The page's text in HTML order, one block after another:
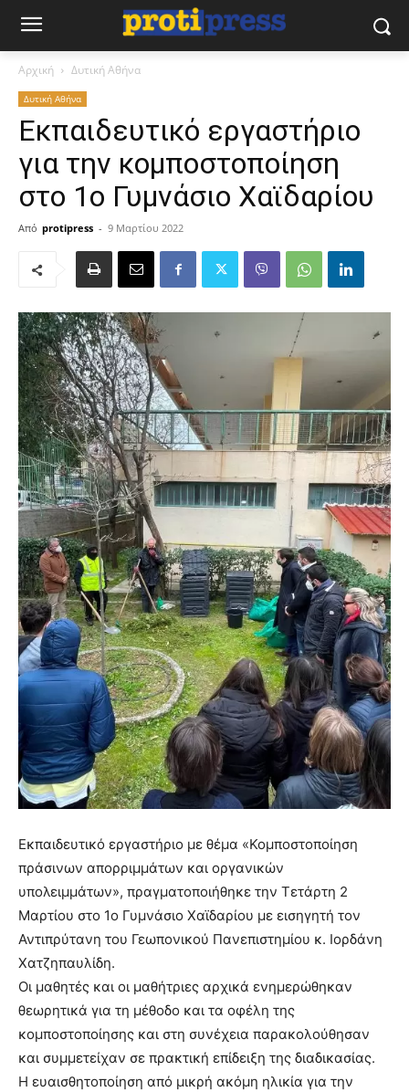
Αρχική Δυτική Αθήνα
Δυτική Αθήνα
Εκπαιδευτικό εργαστήριο
για την κομποστοποίηση
στο 1ο Γυμνάσιο Χαϊδαρίου
Από protipress - 9 Μαρτίου 2022
Εκπαιδευτικό εργαστήριο με θέμα «Κομποστοποίηση
πράσινων απορριμμάτων και οργανικών
υπολειμμάτων», πραγματοποιήθηκε την Τετάρτη 2
Μαρτίου στο 1ο Γυμνάσιο Χαϊδαρίου με εισηγητή τον
Αντιπρύτανη του Γεωπονικού Πανεπιστημίου κ. Ιορδάνη
Χατζηπαυλίδη.
Οι μαθητές και οι μαθήτριες αρχικά ενημερώθηκαν
θεωρητικά για τη μέθοδο και τα οφέλη της
κομποστοποίησης και στη συνέχεια παρακολούθησαν
και συμμετείχαν σε πρακτική επίδειξη της διαδικασίας.
Η ευαισθητοποίηση από μικρή ακόμη ηλικία για την